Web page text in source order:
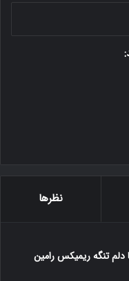
نظرها
دلم تنگه ریمیکس رامین